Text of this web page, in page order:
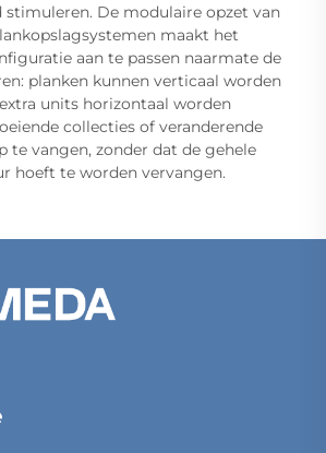
De modulaire opzet van
maakt het
aan te passen naarmate de
planken kunnen verticaal worden
units horizontaal worden
collecties of veranderende
te vangen, zonder dat de gehele
hoeft te worden vervangen.